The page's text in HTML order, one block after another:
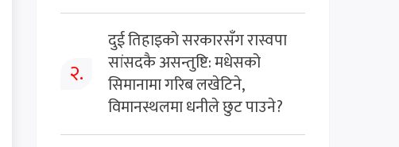
२.
दुई तिहाइको सरकारसँग रास्वपा
सांसदकै असन्तुष्टि: मधेसको
सिमानामा गरिब लखेटिने,
विमानस्थलमा धनीले छुट पाउने?